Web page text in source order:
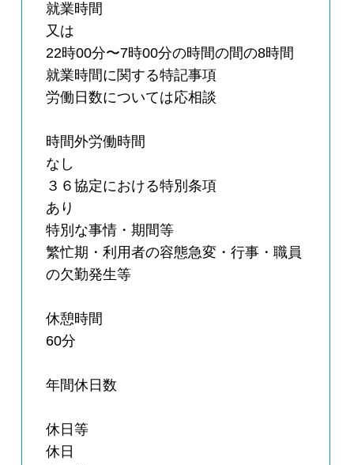
就業時間
又は
22時00分〜7時00分の時間の間の8時間
就業時間に関する特記事項
労働日数については応相談
時間外労働時間
なし
３６協定における特別条項
あり
特別な事情・期間等
繁忙期・利用者の容態急変・行事・職員
の欠勤発生等
休憩時間
60分
年間休日数
休日等
休日